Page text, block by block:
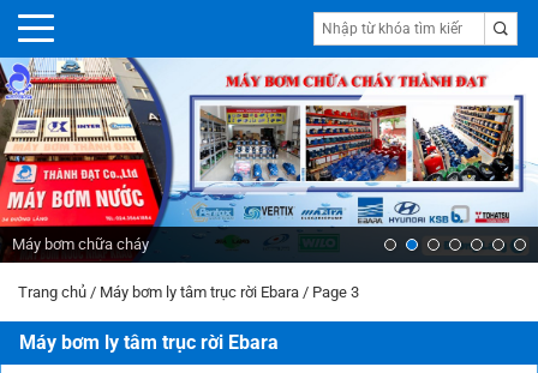
Máy bơm chữa cháy
Trang chủ / Máy bơm ly tâm trục rời Ebara / Page 3
Máy bơm ly tâm trục rời Ebara